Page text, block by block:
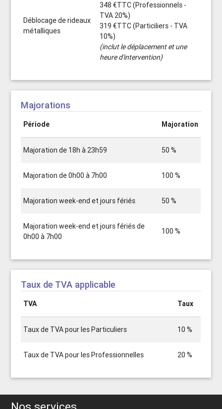
Déblocage de rideaux
métalliques
348 €TTC (Professionnels -
TVA 20%)
319 €TTC (Particiliers - TVA
10%)
(inclut le déplacement et une
heure d'intervention)
Majorations
Période Majoration
Majoration de 18h à 23h59 50 %
Majoration de 0h00 à 7h00 100 %
Majoration week-end et jours fériés 50 %
Majoration week-end et jours fériés de
0h00 à 7h00
100 %
Taux de TVA applicable
TVA Taux
Taux de TVA pour les Particuliers 10 %
Taux de TVA pour les Professionnelles 20 %